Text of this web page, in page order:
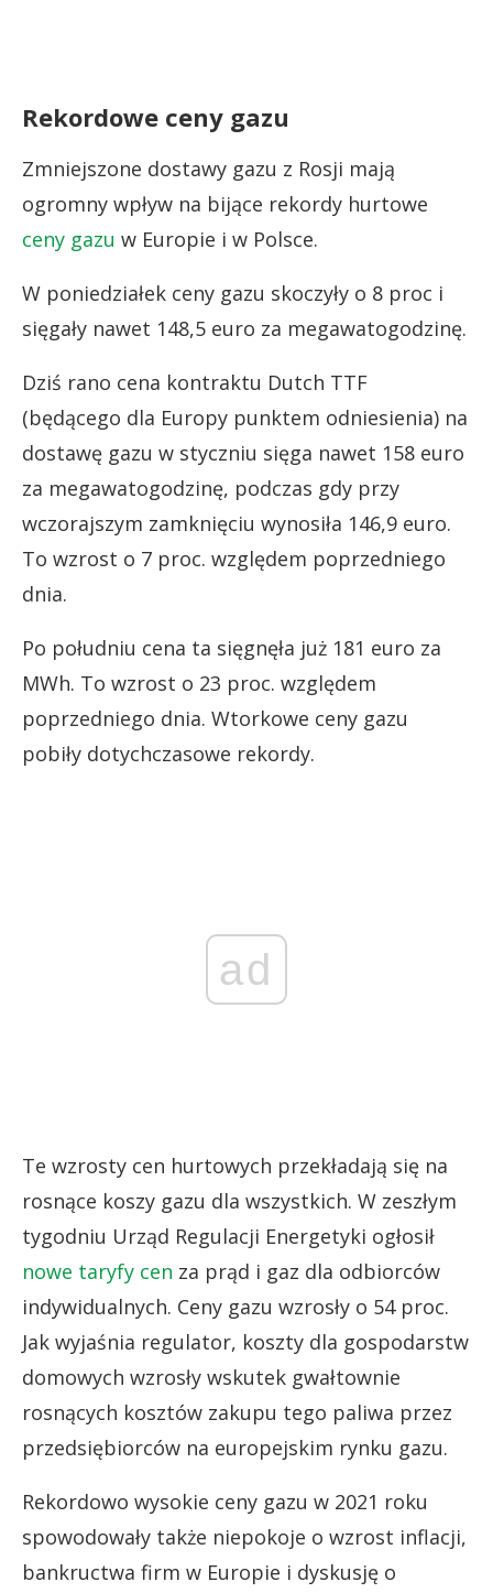
Rekordowe ceny gazu
Zmniejszone dostawy gazu z Rosji mają
ogromny wpływ na bijące rekordy hurtowe
ceny gazu w Europie i w Polsce.
W poniedziałek ceny gazu skoczyły o 8 proc i
sięgały nawet 148,5 euro za megawatogodzinę.
Dziś rano cena kontraktu Dutch TTF
(będącego dla Europy punktem odniesienia) na
dostawę gazu w styczniu sięga nawet 158 euro
za megawatogodzinę, podczas gdy przy
wczorajszym zamknięciu wynosiła 146,9 euro.
To wzrost o 7 proc. względem poprzedniego
dnia.
Po południu cena ta sięgnęła już 181 euro za
MWh. To wzrost o 23 proc. względem
poprzedniego dnia. Wtorkowe ceny gazu
pobiły dotychczasowe rekordy.
ad
Te wzrosty cen hurtowych przekładają się na
rosnące koszy gazu dla wszystkich. W zeszłym
tygodniu Urząd Regulacji Energetyki ogłosił
nowe taryfy cen za prąd i gaz dla odbiorców
indywidualnych. Ceny gazu wzrosły o 54 proc.
Jak wyjaśnia regulator, koszty dla gospodarstw
domowych wzrosły wskutek gwałtownie
rosnących kosztów zakupu tego paliwa przez
przedsiębiorców na europejskim rynku gazu.
Rekordowo wysokie ceny gazu w 2021 roku
spowodowały także niepokoje o wzrost inflacji,
bankructwa firm w Europie i dyskusję o